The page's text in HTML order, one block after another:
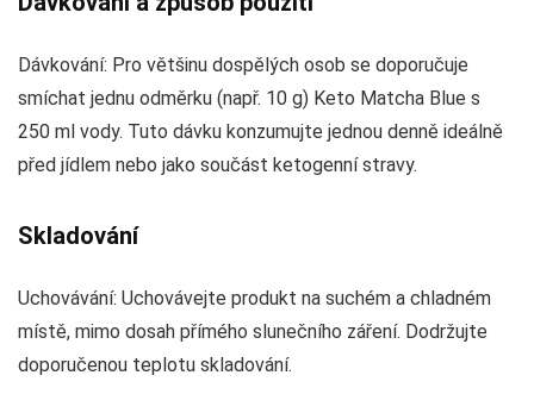
Dávkování: Pro většinu dospělých osob se doporučuje
smíchat jednu odměrku (např. 10 g) Keto Matcha Blue s
250 ml vody. Tuto dávku konzumujte jednou denně ideálně
před jídlem nebo jako součást ketogenní stravy.
Skladování
Uchovávání: Uchovávejte produkt na suchém a chladném
místě, mimo dosah přímého slunečního záření. Dodržujte
doporučenou teplotu skladování.